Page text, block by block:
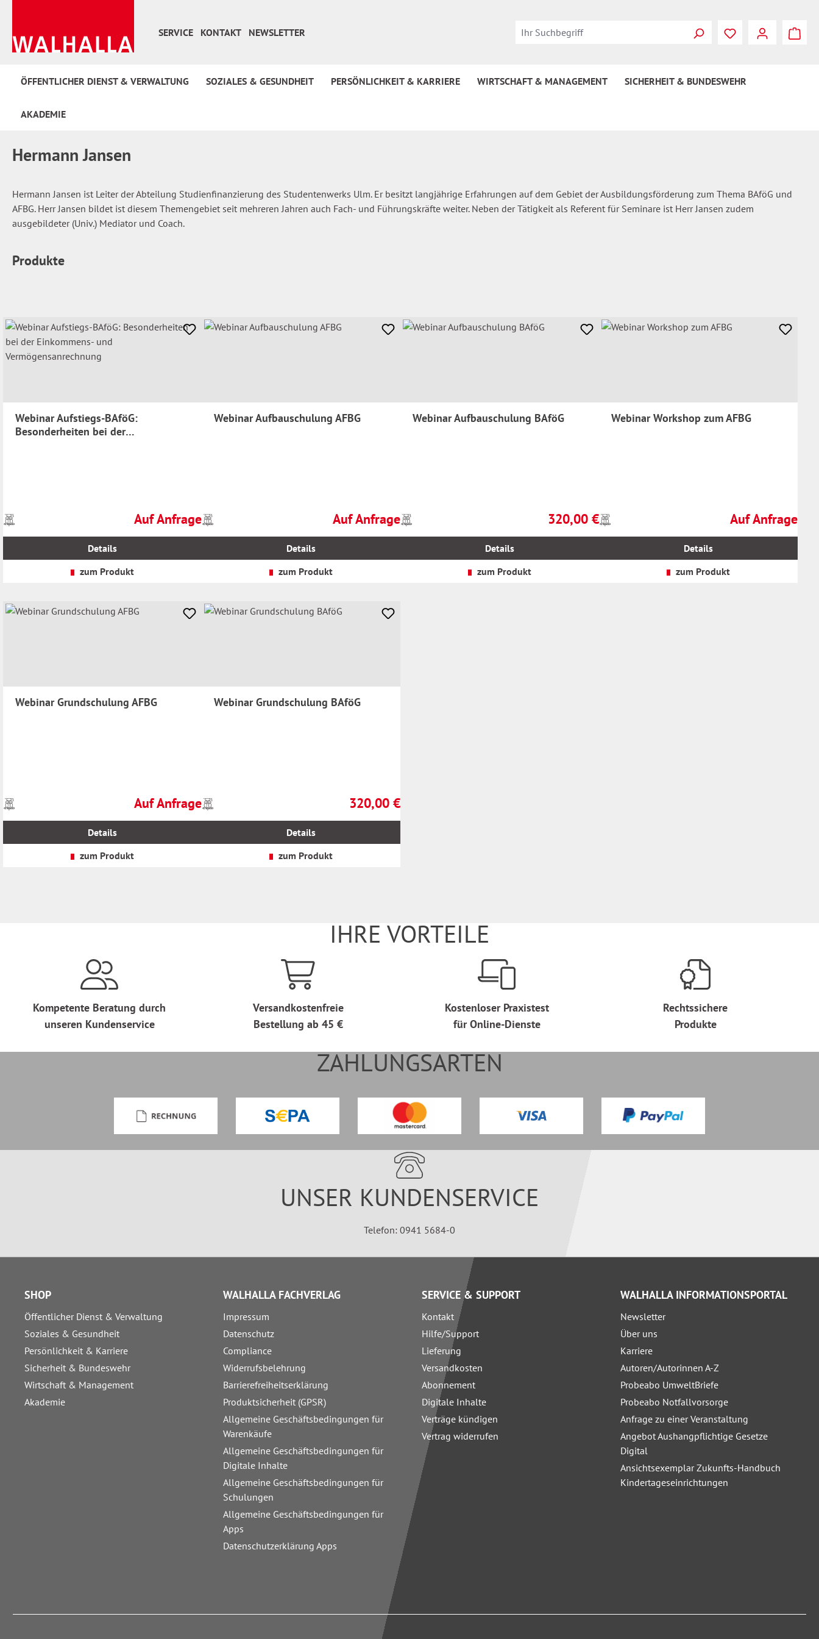
SERVICE
KONTAKT NEWSLETTER Du hast 0
ÖFFENTLICHER DIENST & VERWALTUNG SOZIALES & GESUNDHEIT PERSÖNLICHKEIT & KARRIERE WIRTSCHAFT & MANAGEMENT SICHERHEIT & BUNDESWEHR
AKADEMIE
Hermann Jansen
Hermann Jansen ist Leiter der Abteilung Studienfinanzierung des Studentenwerks Ulm. Er besitzt langjährige Erfahrungen auf dem Gebiet der Ausbildungsförderung zum Thema BAföG und
AFBG. Herr Jansen bildet ist diesem Themengebiet seit mehreren Jahren auch Fach- und Führungskräfte weiter. Neben der Tätigkeit als Referent für Seminare ist Herr Jansen zudem
ausgebildeter (Univ.) Mediator und Coach.
Produkte
Webinar Aufstiegs-BAföG:
Besonderheiten bei der
Regulärer Preis:
Auf Anfrage
Preise
inkl.
Details
zum Produkt
Webinar Aufbauschulung AFBG
Regulärer Preis:
Auf Anfrage
Preise
inkl.
Details
zum Produkt
Webinar Aufbauschulung BAföG
Regulärer Preis:
320,00 €
Preise
inkl.
Details
zum Produkt
Webinar Workshop zum AFBG
Regulärer Preis:
Auf Anfrage
Preise
inkl.
Details
zum Produkt
Webinar Grundschulung AFBG
Regulärer Preis:
Auf Anfrage
Preise
inkl.
Details
zum Produkt
Webinar Grundschulung BAföG
Regulärer Preis:
320,00 €
Preise
inkl.
Details
zum Produkt
IHRE VORTEILE
Kompetente Beratung durch
unseren Kundenservice
Versandkostenfreie
Bestellung ab 45 €
Kostenloser Praxistest
für Online-Dienste
Rechtssichere
Produkte
ZAHLUNGSARTEN
UNSER KUNDENSERVICE
Telefon: 0941 5684-0
SHOP
Öffentlicher Dienst & Verwaltung
Soziales & Gesundheit
Persönlichkeit & Karriere
Sicherheit & Bundeswehr
Wirtschaft & Management
Akademie
WALHALLA FACHVERLAG
Impressum
Datenschutz
Compliance
Widerrufsbelehrung
Barrierefreiheitserklärung
Produktsicherheit (GPSR)
Allgemeine Geschäftsbedingungen für
Warenkäufe
Allgemeine Geschäftsbedingungen für
Digitale Inhalte
Allgemeine Geschäftsbedingungen für
Schulungen
Allgemeine Geschäftsbedingungen für
Apps
Datenschutzerklärung Apps
SERVICE & SUPPORT
Kontakt
Hilfe/Support
Lieferung
Versandkosten
Abonnement
Digitale Inhalte
Verträge kündigen
Vertrag widerrufen
WALHALLA INFORMATIONSPORTAL
Newsletter
Über uns
Karriere
Autoren/Autorinnen A-Z
Probeabo UmweltBriefe
Probeabo Notfallvorsorge
Anfrage zu einer Veranstaltung
Angebot Aushangpflichtige Gesetze
Digital
Ansichtsexemplar Zukunfts-Handbuch
Kindertageseinrichtungen